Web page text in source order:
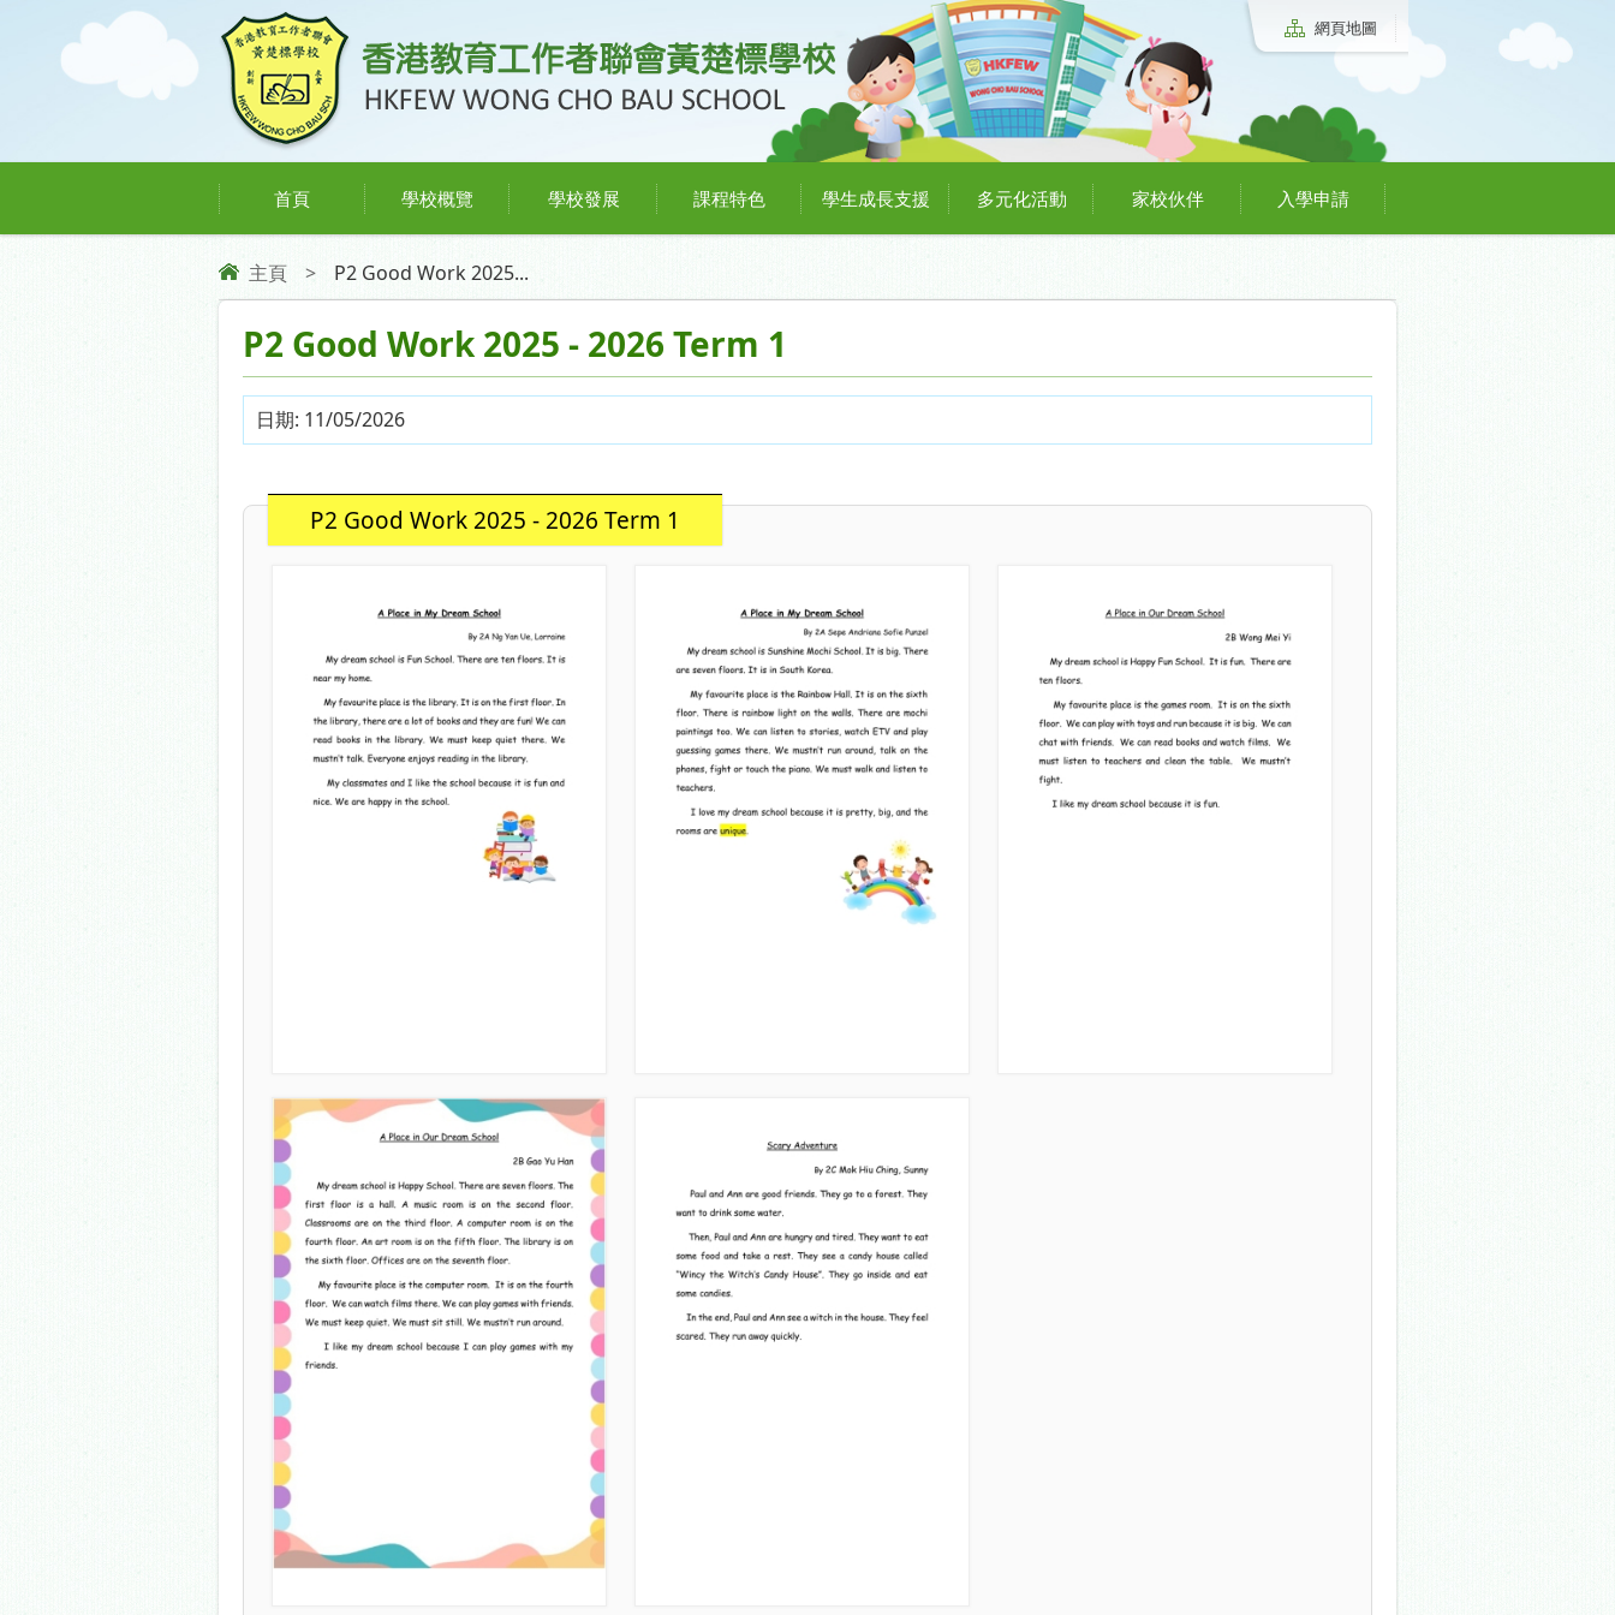
網頁地圖
首頁 學校概覽 學校發展 課程特色 學生成長支援 多元化活動 家校伙伴 入學申請
主頁 > P2 Good Work 2025...
P2 Good Work 2025 - 2026 Term 1
日期: 11/05/2026
P2 Good Work 2025 - 2026 Term 1